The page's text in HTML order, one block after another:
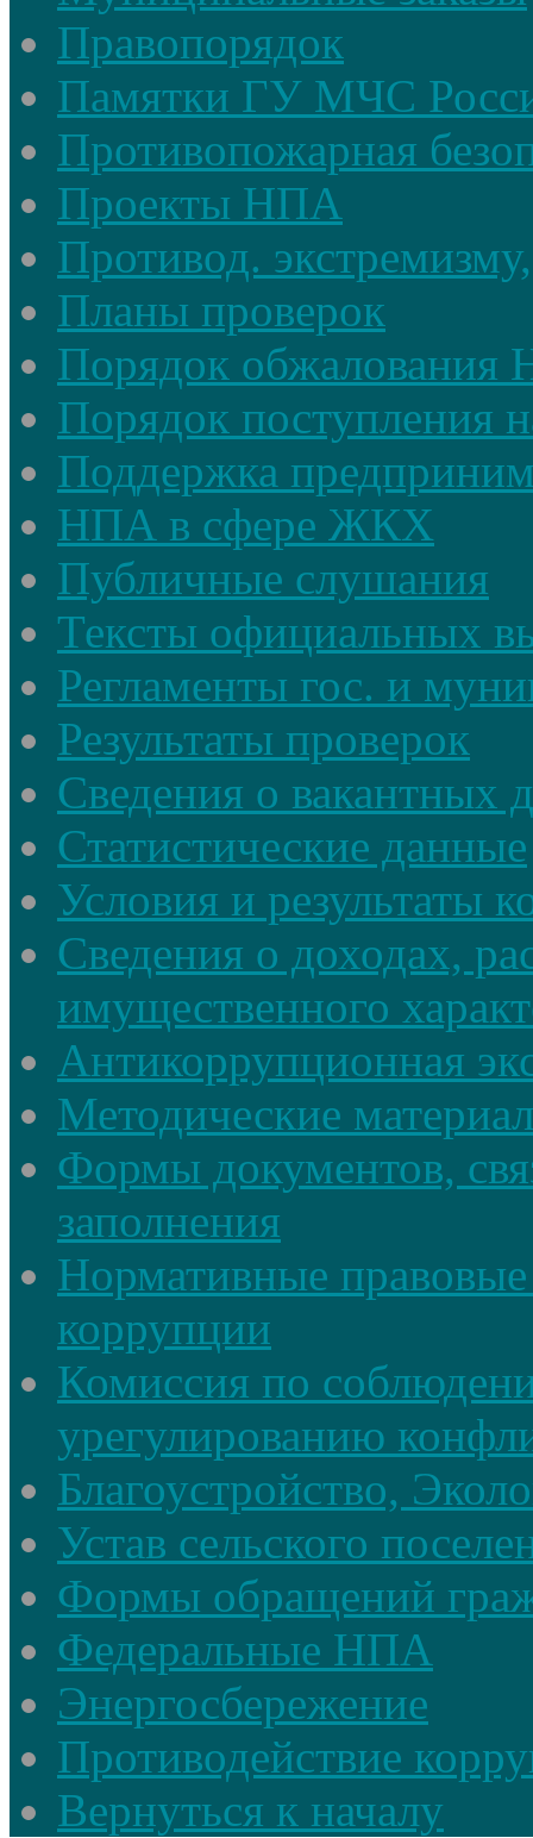
Правопорядок
Памятки ГУ МЧС
Противопожарная
Проекты НПА
Противод.
Планы проверок
Порядок
Порядок поступления
Поддержка
НПА в сфере ЖКХ
Публичные слушания
Тексты официальных
Регламенты гос. и
Результаты проверок
Сведения о вакантных
Статистические данные
Условия и результаты
Сведения о доходах,
имущественного
Антикоррупционная
Методические
Формы документов,
заполнения
Нормативные
коррупции
Комиссия по
урегулированию
Благоустройство,
Устав сельского
Формы обращений
Федеральные НПА
Энергосбережение
Противодействие
Вернуться к началу